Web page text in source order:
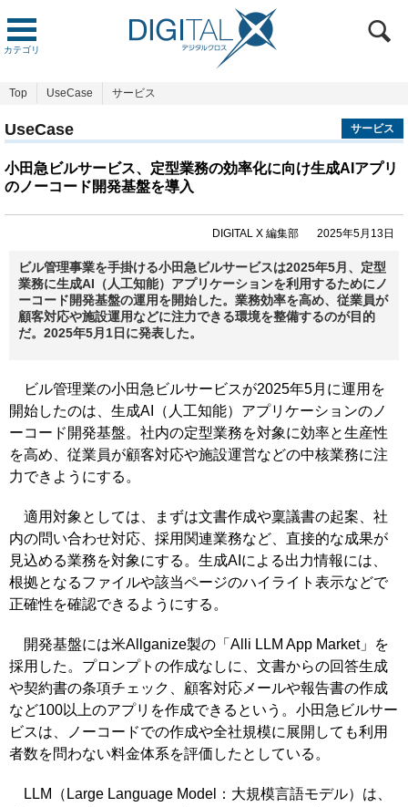
カテゴリ
Top UseCase サービス
UseCase サービス
小田急ビルサービス、定型業務の効率化に向け生成AIアプリ
のノーコード開発基盤を導入
DIGITAL X 編集部 2025年5月13日
ビル管理事業を手掛ける小田急ビルサービスは2025年5月、定型
業務に生成AI（人工知能）アプリケーションを利用するためにノ
ーコード開発基盤の運用を開始した。業務効率を高め、従業員が
顧客対応や施設運用などに注力できる環境を整備するのが目的
だ。2025年5月1日に発表した。
ビル管理業の小田急ビルサービスが2025年5月に運用を
開始したのは、生成AI（人工知能）アプリケーションのノ
ーコード開発基盤。社内の定型業務を対象に効率と生産性
を高め、従業員が顧客対応や施設運営などの中核業務に注
力できようにする。
適用対象としては、まずは文書作成や稟議書の起案、社
内の問い合わせ対応、採用関連業務など、直接的な成果が
見込める業務を対象にする。生成AIによる出力情報には、
根拠となるファイルや該当ページのハイライト表示などで
正確性を確認できるようにする。
開発基盤には米Allganize製の「Alli LLM App Market」を
採用した。プロンプトの作成なしに、文書からの回答生成
や契約書の条項チェック、顧客対応メールや報告書の作成
など100以上のアプリを作成できるという。小田急ビルサー
ビスは、ノーコードでの作成や全社規模に展開しても利用
者数を問わない料金体系を評価したとしている。
LLM（Large Language Model：大規模言語モデル）は、